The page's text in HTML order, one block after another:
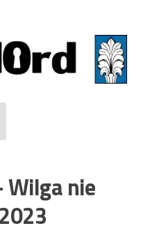
Wilga nie